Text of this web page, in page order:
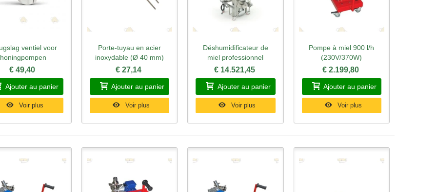
rapide
ventiel voor
honingpompen
€ 49,40
Ajouter au panier
Voir plus
Aperçu rapide
Porte-tuyau en acier
inoxydable (Ø 40 mm)
€ 27,14
Ajouter au panier
Voir plus
Aperçu rapide
Déshumidificateur de
miel professionnel
€ 14.521,45
Ajouter au panier
Voir plus
Aperçu rapide
Pompe à miel 900 l/h
(230V/370W)
€ 2.199,80
Ajouter au panier
Voir plus